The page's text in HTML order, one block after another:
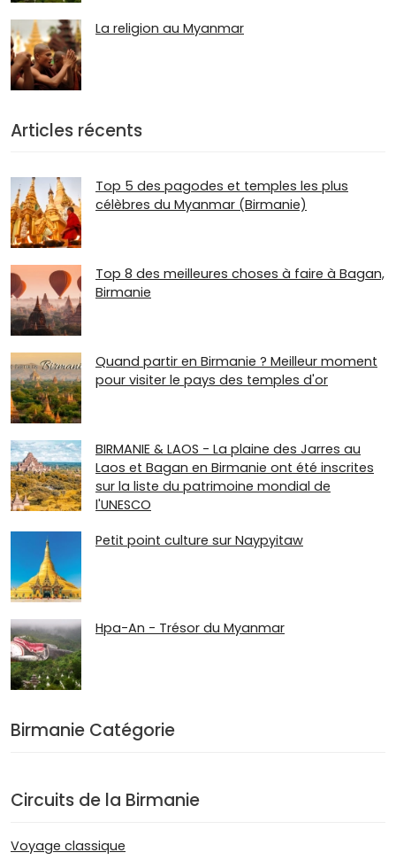
La religion au Myanmar
Articles récents
Top 5 des pagodes et temples les plus
célèbres du Myanmar (Birmanie)
Top 8 des meilleures choses à faire à Bagan,
Birmanie
Quand partir en Birmanie ? Meilleur moment
pour visiter le pays des temples d'or
BIRMANIE & LAOS - La plaine des Jarres au
Laos et Bagan en Birmanie ont été inscrites
sur la liste du patrimoine mondial de
l'UNESCO
Petit point culture sur Naypyitaw
Hpa-An - Trésor du Myanmar
Birmanie Catégorie
Circuits de la Birmanie
Voyage classique